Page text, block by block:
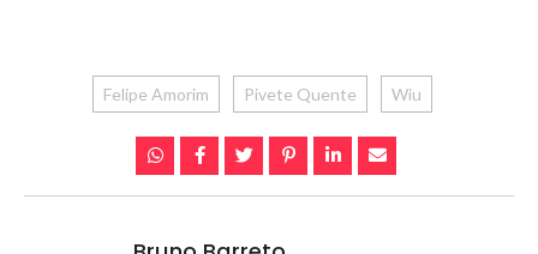
Felipe Amorim Pivete Quente Wiu